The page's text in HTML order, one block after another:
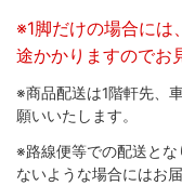
※1脚だけの場合には
途かかりますのでお
※商品配送は1階軒先、
願いいたします。
※路線便等での配送と
ないような場合にはお